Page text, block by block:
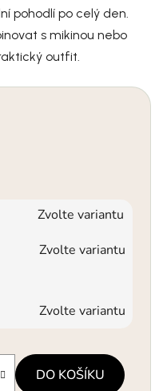
pohodlí po celý den.
s mikinou nebo
outfit.
Zvolte variantu
Zvolte variantu
Zvolte variantu
DO KOŠÍKU